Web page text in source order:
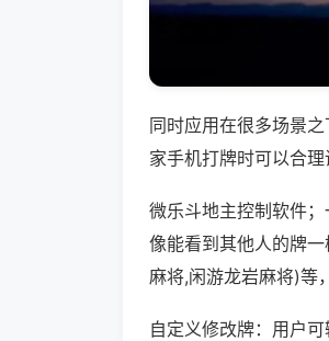
同时应用在很多场景
家手机打牌时可以合
微乐斗地主控制软件
像能看到其他人的牌
麻将,闲游龙岩麻将)等
自定义修改牌：用户